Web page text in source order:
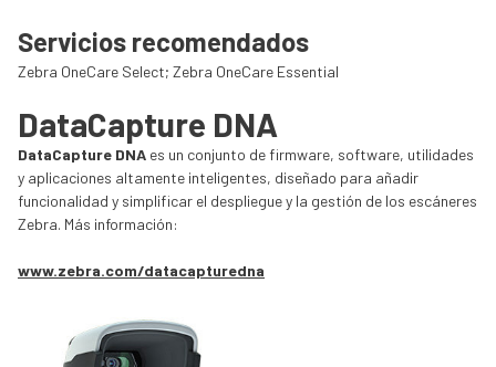
Servicios recomendados
Zebra OneCare Select; Zebra OneCare Essential
DataCapture DNA
DataCapture DNA es un conjunto de firmware, software, utilidades
y aplicaciones altamente inteligentes, diseñado para añadir
funcionalidad y simplificar el despliegue y la gestión de los escáneres
Zebra. Más información:
www.zebra.com/datacapturedna